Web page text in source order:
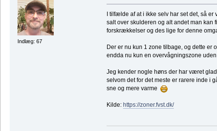
Indlæg: 67
I tilfælde af at i ikke selv har set det, så
salt over skulderen og alt andet man
forskrækkelser og des lige for denne
Der er nu kun 1 zone tilbage, og dette er
endda nu kun en overvågningszone
Jeg kender nogle høns der har været
selvom det for det meste er rarere inde i
sne og mere varme
Kilde: https://zoner.fvst.dk/